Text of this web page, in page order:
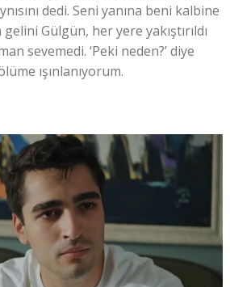
dedi. Seni yanına beni kalbine
Gülgün, her yere yakıştırıldı
sevemedi. ‘Peki neden?’ diye
ışınlanıyorum.